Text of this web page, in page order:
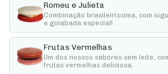
Romeu e Julieta
Combinação brasileiríssima, com
e goiabada especial!
Frutas Vermelhas
Um dos nossos sabores sem leite,
frutas vermelhas deliciosa.